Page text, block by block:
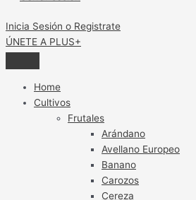
Inicia Sesión o Registrate
ÚNETE A PLUS+
Home
Cultivos
Frutales
Arándano
Avellano Europeo
Banano
Carozos
Cereza